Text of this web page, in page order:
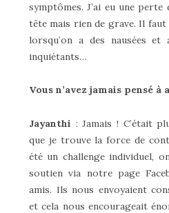
symptômes. J’ai eu une perte
tête mais rien de grave. Il faut
lorsqu’on a des nausées et
inquiétants…
Vous n’avez jamais pensé à
Jayanthi : Jamais ! C’était
que je trouve la force de
été un challenge individuel,
soutien via notre page
amis. Ils nous envoyaient
et cela nous encourageait